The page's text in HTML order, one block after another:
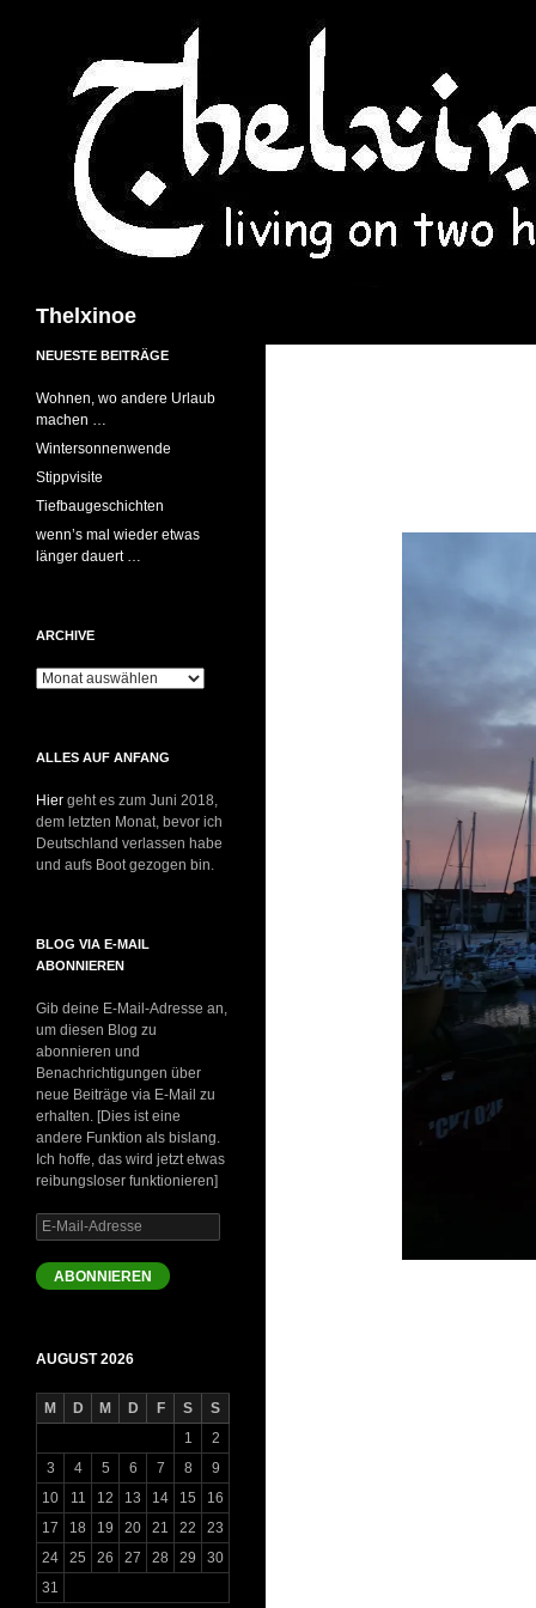
Thelxinoe
NEUESTE BEITRÄGE
Wohnen, wo andere Urlaub
machen …
Wintersonnenwende
Stippvisite
Tiefbaugeschichten
wenn’s mal wieder etwas
länger dauert …
ARCHIVE
Archive
ALLES AUF ANFANG
Hier geht es zum Juni 2018,
dem letzten Monat, bevor ich
Deutschland verlassen habe
und aufs Boot gezogen bin.
BLOG VIA E-MAIL
ABONNIEREN
Gib deine E-Mail-Adresse an,
um diesen Blog zu
abonnieren und
Benachrichtigungen über
neue Beiträge via E-Mail zu
erhalten. [Dies ist eine
andere Funktion als bislang.
Ich hoffe, das wird jetzt etwas
reibungsloser funktionieren]
E-
Mail-
Adresse
ABONNIEREN
AUGUST 2026
M D M D F S
S
1
2
3
4 5 6 7 8
9
10
11 12 13 14 15
16
17
18 19 20 21 22
23
24
25 26 27 28 29
30
31